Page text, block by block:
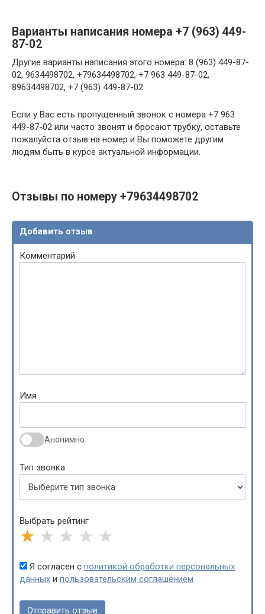
Варианты написания номера +7 (963) 449-
87-02
Другие варианты написания этого номера: 8 (963) 449-87-
02, 9634498702, +79634498702, +7 963 449-87-02,
89634498702, +7 (963) 449-87-02.
Если у Вас есть пропущенный звонок с номера +7 963
449-87-02 или часто звонят и бросают трубку, оставьте
пожалуйста отзыв на номер и Вы поможете другим
людям быть в курсе актуальной информации.
Отзывы по номеру +79634498702
Добавить отзыв
Комментарий
Имя
Анонимно
Тип звонка
Выбрать рейтинг
★ ★ ★ ★ ★
Я согласен с политикой обработки персональных
данных и пользовательским соглашением